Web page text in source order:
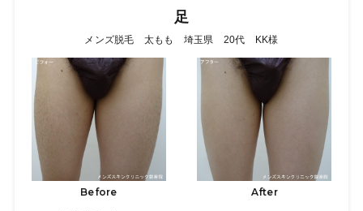
足
メンズ脱毛 太もも 埼玉県 20代 KK様
Before After